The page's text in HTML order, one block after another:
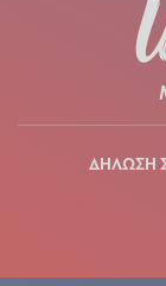
ΔΗΛΩΣΗ